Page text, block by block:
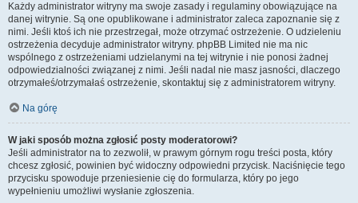
Każdy administrator witryny ma swoje zasady i regulaminy obowiązujące na
danej witrynie. Są one opublikowane i administrator zaleca zapoznanie się z
nimi. Jeśli ktoś ich nie przestrzegał, może otrzymać ostrzeżenie. O udzieleniu
ostrzeżenia decyduje administrator witryny. phpBB Limited nie ma nic
wspólnego z ostrzeżeniami udzielanymi na tej witrynie i nie ponosi żadnej
odpowiedzialności związanej z nimi. Jeśli nadal nie masz jasności, dlaczego
otrzymałeś/otrzymałaś ostrzeżenie, skontaktuj się z administratorem witryny.
Na górę
W jaki sposób można zgłosić posty moderatorowi?
Jeśli administrator na to zezwolił, w prawym górnym rogu treści posta, który
chcesz zgłosić, powinien być widoczny odpowiedni przycisk. Naciśnięcie tego
przycisku spowoduje przeniesienie cię do formularza, który po jego
wypełnieniu umożliwi wysłanie zgłoszenia.